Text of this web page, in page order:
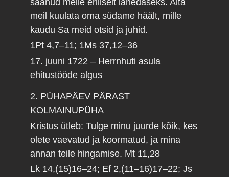
saanud meile eriliselt lähedaseks. Aita
meil kuulata oma südame häält, mille
kaudu Sa meid otsid ja juhid.
1Pt 4,7–11; 1Ms 37,12–36
17. juuni 1722 – Herrnhuti asula
ehitustööde algus
2. PÜHAPÄEV PÄRAST
KOLMAINUPÜHA
Kristus ütleb: Tulge minu juurde kõik, kes
olete vaevatud ja koormatud, ja mina
annan teile hingamise. Mt 11,28
Lk 14,(15)16–24; Ef 2,(11–16)17–22; Js